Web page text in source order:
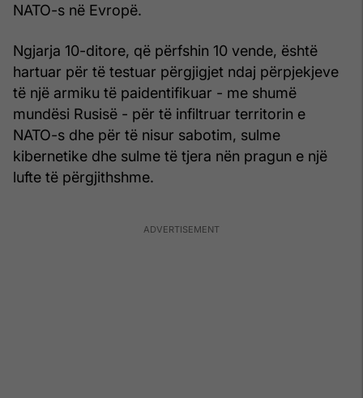
NATO-s në Evropë.
Ngjarja 10-ditore, që përfshin 10 vende, është
hartuar për të testuar përgjigjet ndaj përpjekjeve
të një armiku të paidentifikuar - me shumë
mundësi Rusisë - për të infiltruar territorin e
NATO-s dhe për të nisur sabotim, sulme
kibernetike dhe sulme të tjera nën pragun e një
lufte të përgjithshme.